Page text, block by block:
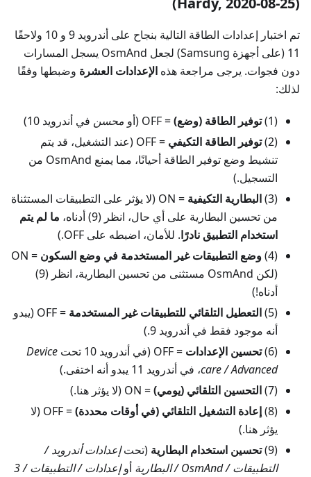
تم اختبار إعدادات الطاقة التالية بنجاح على أندرويد 9 و 10 ولاحقًا
11 (على أجهزة Samsung) لجعل OsmAnd يسجل المسارات
دون فجوات. يرجى مراجعة هذه الإعدادات العشرة وضبطها وفقًا
لذلك:
(1) توفير الطاقة (وضع)= OFF (أو محسن في أندرويد 10)
(2)
توفير الطاقة التكيفي
= OFF (عند التشغيل، قد يتم
تنشيط وضع توفير الطاقة أحيانًا، مما يمنع OsmAnd من
التسجيل.)
(3)
البطارية التكيفية
= ON (لا يؤثر على التطبيقات المستثناة
من تحسين البطارية على أي حال، انظر (9) أدناه،
ما لم يتم
استخدام التطبيق نادرًا. للأمان، اضبطه على OFF.)
(4)
وضع التطبيقات غير المستخدمة في وضع السكون
= ON
(لكن OsmAnd مستثنى من تحسين البطارية، انظر (9)
أدناه!)
(5)
التعطيل التلقائي للتطبيقات غير المستخدمة
= OFF (يبدو
أنه موجود فقط في أندرويد 9.)
(6)
تحسين الإعدادات = OFF (في أندرويد 10 تحت
Device
care / Advanced، في أندرويد 11 يبدو أنه اختفى.)
(7)
التحسين التلقائي (يومي)= ON (لا يؤثر هنا.)
(8)
إعادة التشغيل التلقائي (في أوقات محددة)
= OFF (لا
يؤثر هنا.)
(9)
تحسين استخدام البطارية (تحتإعدادات أندرويد /
التطبيقات / OsmAnd / البطارية
أو
إعدادات / التطبيقات / 3